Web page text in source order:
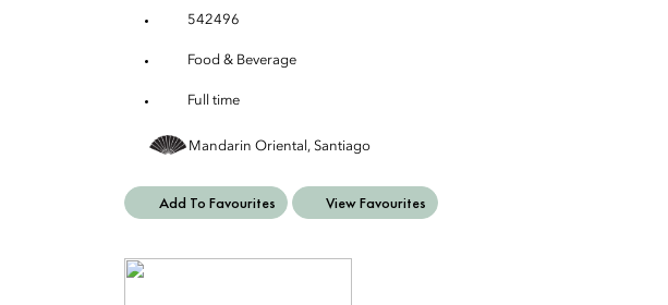
542496
Food & Beverage
Full time
Mandarin Oriental, Santiago
Add To Favourites View Favourites